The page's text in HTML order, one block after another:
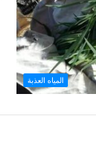
المياه العذبة